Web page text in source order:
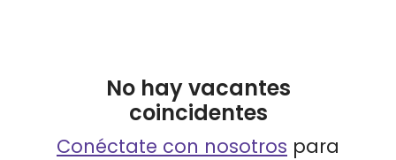
No hay vacantes
coincidentes
Conéctate con nosotros para